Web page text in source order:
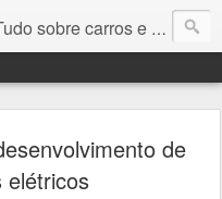
sobre carros e motores
de
elétricos